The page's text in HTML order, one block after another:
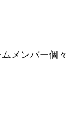
メンバー個々